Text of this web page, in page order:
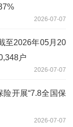
2026-07-07
至2026年05月20
户
2026-07-07
险开展“7.8全国保
2026-07-07